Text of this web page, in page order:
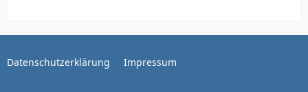
Datenschutzerklärung Impressum